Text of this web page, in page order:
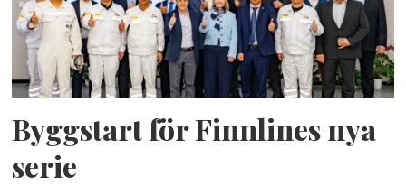
Byggstart för Finnlines nya
serie